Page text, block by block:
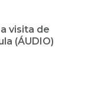
visita de
(ÁUDIO)